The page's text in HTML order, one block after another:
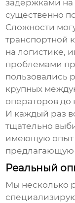
задержками на
существенно
Сложности
транспортной
на логистике,
проблемами
пользовались
крупных
операторов до
И каждый раз
тщательно
имеющую опыт
предлагающую
Реальный
Мы несколько